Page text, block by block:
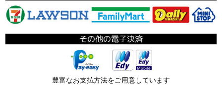
豊富なお支払方法をご用意しています